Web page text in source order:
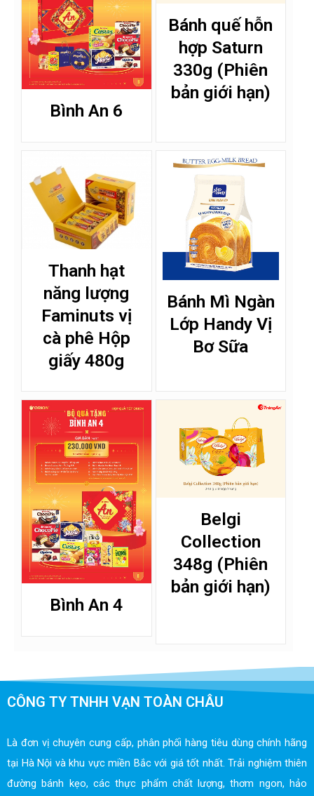
Bình An 6
Bánh quế hỗn
hợp Saturn
330g (Phiên
bản giới hạn)
Thanh hạt
năng lượng
Faminuts vị
cà phê Hộp
giấy 480g
Bánh Mì Ngàn
Lớp Handy Vị
Bơ Sữa
Bình An 4
Belgi
Collection
348g (Phiên
bản giới hạn)
CÔNG TY TNHH VẠN TOÀN CHÂU
Là đơn vị chuyên cung cấp, phân phối hàng tiêu dùng chính hãng
tại Hà Nội và khu vực miền Bắc với giá tốt nhất. Trải nghiệm thiên
đường bánh kẹo, các thực phẩm chất lượng, thơm ngon, hảo